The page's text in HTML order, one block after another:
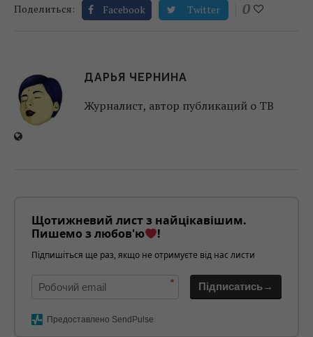
Поделиться: Facebook Twitter 0
ДАРЬЯ ЧЕРНИНА
Журналист, автор публикаций о ТВ
Щотижневий лист з найцікавішим.
Пишемо з любов'ю
!
Підпишіться ще раз, якщо не отримуєте від нас листи
* Підписатись→
Предоставлено SendPulse